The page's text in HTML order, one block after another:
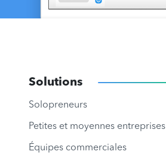
Solutions
Solopreneurs
Petites et moyennes entreprises
Équipes commerciales